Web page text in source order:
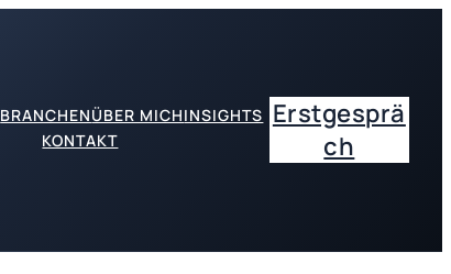
BRANCHENÜBER MICHINSIGHTS
KONTAKT
Erstgesprä
ch